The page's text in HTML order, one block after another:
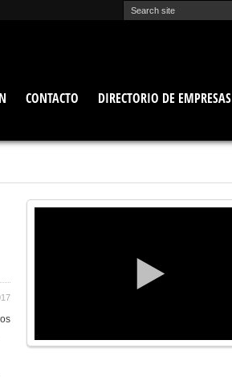
CONTACTO
DIRECTORIO DE EMPRESAS